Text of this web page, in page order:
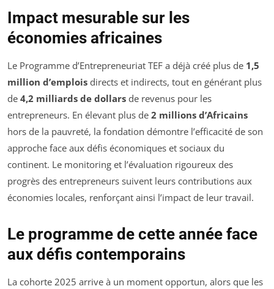
Impact mesurable sur les
économies africaines
Le Programme d’Entrepreneuriat TEF a déjà créé plus de 1,5
million d’emplois directs et indirects, tout en générant plus
de 4,2 milliards de dollars de revenus pour les
entrepreneurs. En élevant plus de 2 millions d’Africains
hors de la pauvreté, la fondation démontre l’efficacité de son
approche face aux défis économiques et sociaux du
continent. Le monitoring et l’évaluation rigoureux des
progrès des entrepreneurs suivent leurs contributions aux
économies locales, renforçant ainsi l’impact de leur travail.
Le programme de cette année face
aux défis contemporains
La cohorte 2025 arrive à un moment opportun, alors que les